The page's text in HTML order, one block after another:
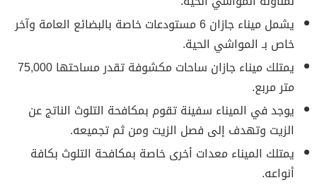
يشمل ميناء جازان 6 مستودعات خاصة بالبضائع العامة وآخر
خاص بـ المواشي الحية.
يمتلك ميناء جازان ساحات مكشوفة تقدر مساحتها 75,000
متر مربع.
يوجد في الميناء سفينة تقوم بمكافحة التلوث الناتج عن
الزيت وتهدف إلى فصل الزيت ومن ثم تجميعه.
يمتلك الميناء معدات أخرى خاصة بمكافحة التلوث بكافة
أنواعه.